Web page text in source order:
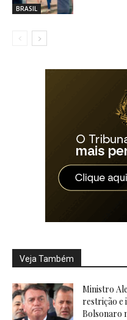
BRASIL
Veja Também
Ministro
restrição e
Bolsonaro